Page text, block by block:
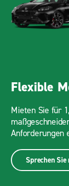
Flexible
Mieten Sie für
Anforderungen
Sprechen